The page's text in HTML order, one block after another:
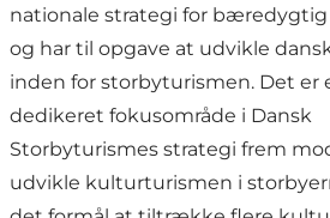
nationale strategi for
og har til opgave at udvikle
inden for storbyturismen. Det er
dedikeret fokusområde i Dansk
Storbyturismes strategi frem
udvikle kulturturismen i